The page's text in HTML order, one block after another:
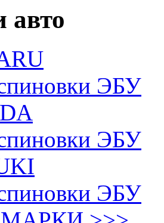
ЭБУ
ЭБУ
ЭБУ